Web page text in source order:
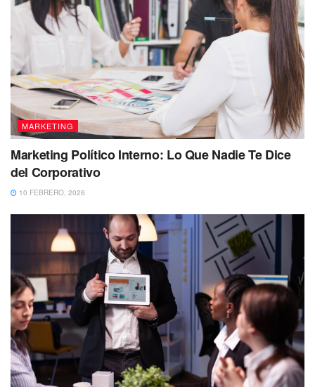
MARKETING
Marketing Político Interno: Lo Que Nadie Te Dice
del Corporativo
10 FEBRERO, 2026